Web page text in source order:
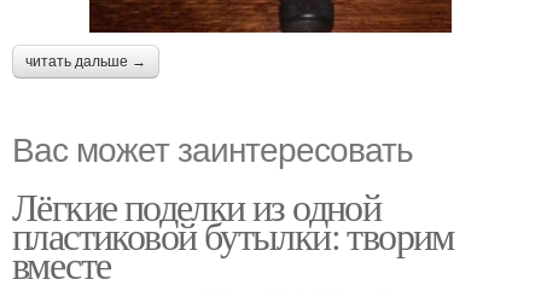
читать дальше →
Вас может заинтересовать
Лёгкие поделки из одной
пластиковой бутылки: творим
вместе